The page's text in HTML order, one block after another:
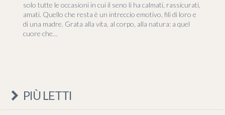
solo tutte le occasioni in cui il seno li ha calmati, rassicurati,
amati. Quello che resta è un intreccio emotivo, fili di loro e
di una madre. Grata alla vita, al corpo, alla natura: a quel
cuore che…
PIÙ LETTI